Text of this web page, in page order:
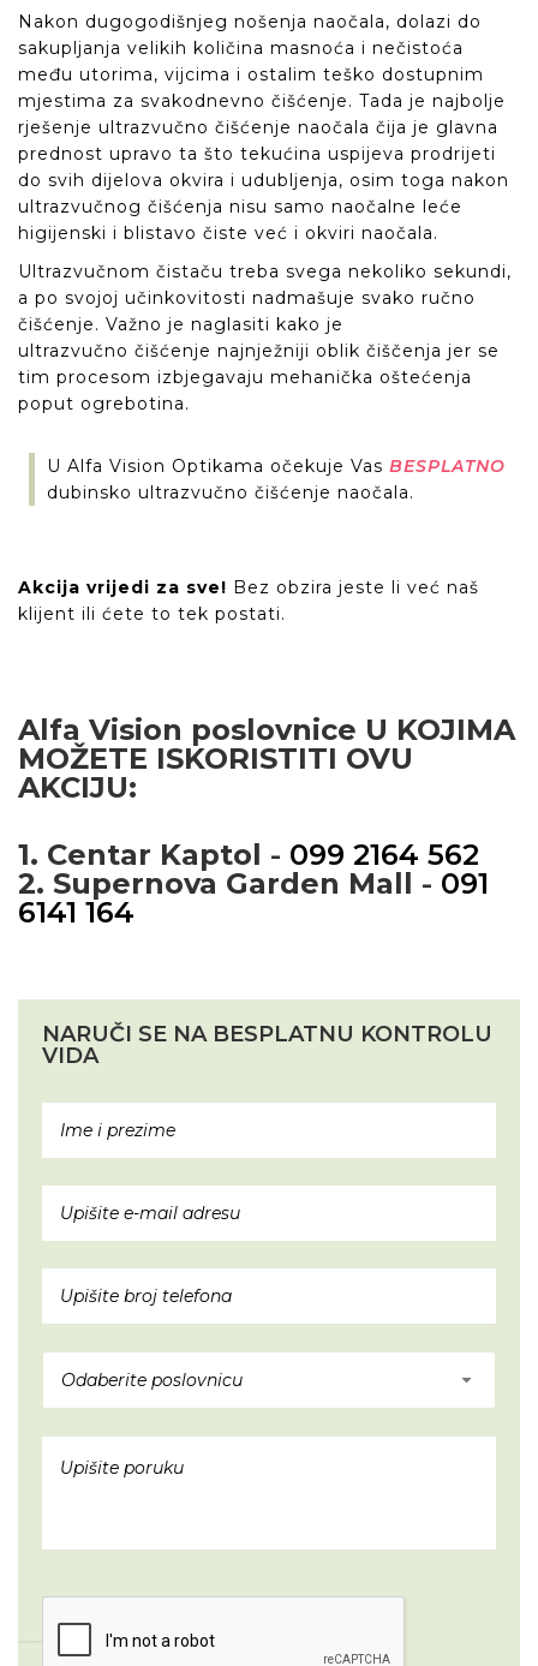
Nakon dugogodišnjeg nošenja naočala, dolazi do
sakupljanja velikih količina masnoća i nečistoća
među utorima, vijcima i ostalim teško dostupnim
mjestima za svakodnevno čišćenje. Tada je najbolje
rješenje ultrazvučno čišćenje naočala čija je glavna
prednost upravo ta što tekućina uspijeva prodrijeti
do svih dijelova okvira i udubljenja, osim toga nakon
ultrazvučnog čišćenja nisu samo naočalne leće
higijenski i blistavo čiste već i okviri naočala.
Ultrazvučnom čistaču treba svega nekoliko sekundi,
a po svojoj učinkovitosti nadmašuje svako ručno
čišćenje. Važno je naglasiti kako je
ultrazvučno čišćenje najnježniji oblik čiščenja jer se
tim procesom izbjegavaju mehanička oštećenja
poput ogrebotina.
U Alfa Vision Optikama očekuje Vas BESPLATNO
dubinsko ultrazvučno čišćenje naočala.
Akcija vrijedi za sve! Bez obzira jeste li već naš
klijent ili ćete to tek postati.
Alfa Vision poslovnice U KOJIMA
MOŽETE ISKORISTITI OVU
AKCIJU:
1. Centar Kaptol - 099 2164 562
2. Supernova Garden Mall - 091
6141 164
NARUČI SE NA BESPLATNU KONTROLU
VIDA
Odaberite poslovnicu